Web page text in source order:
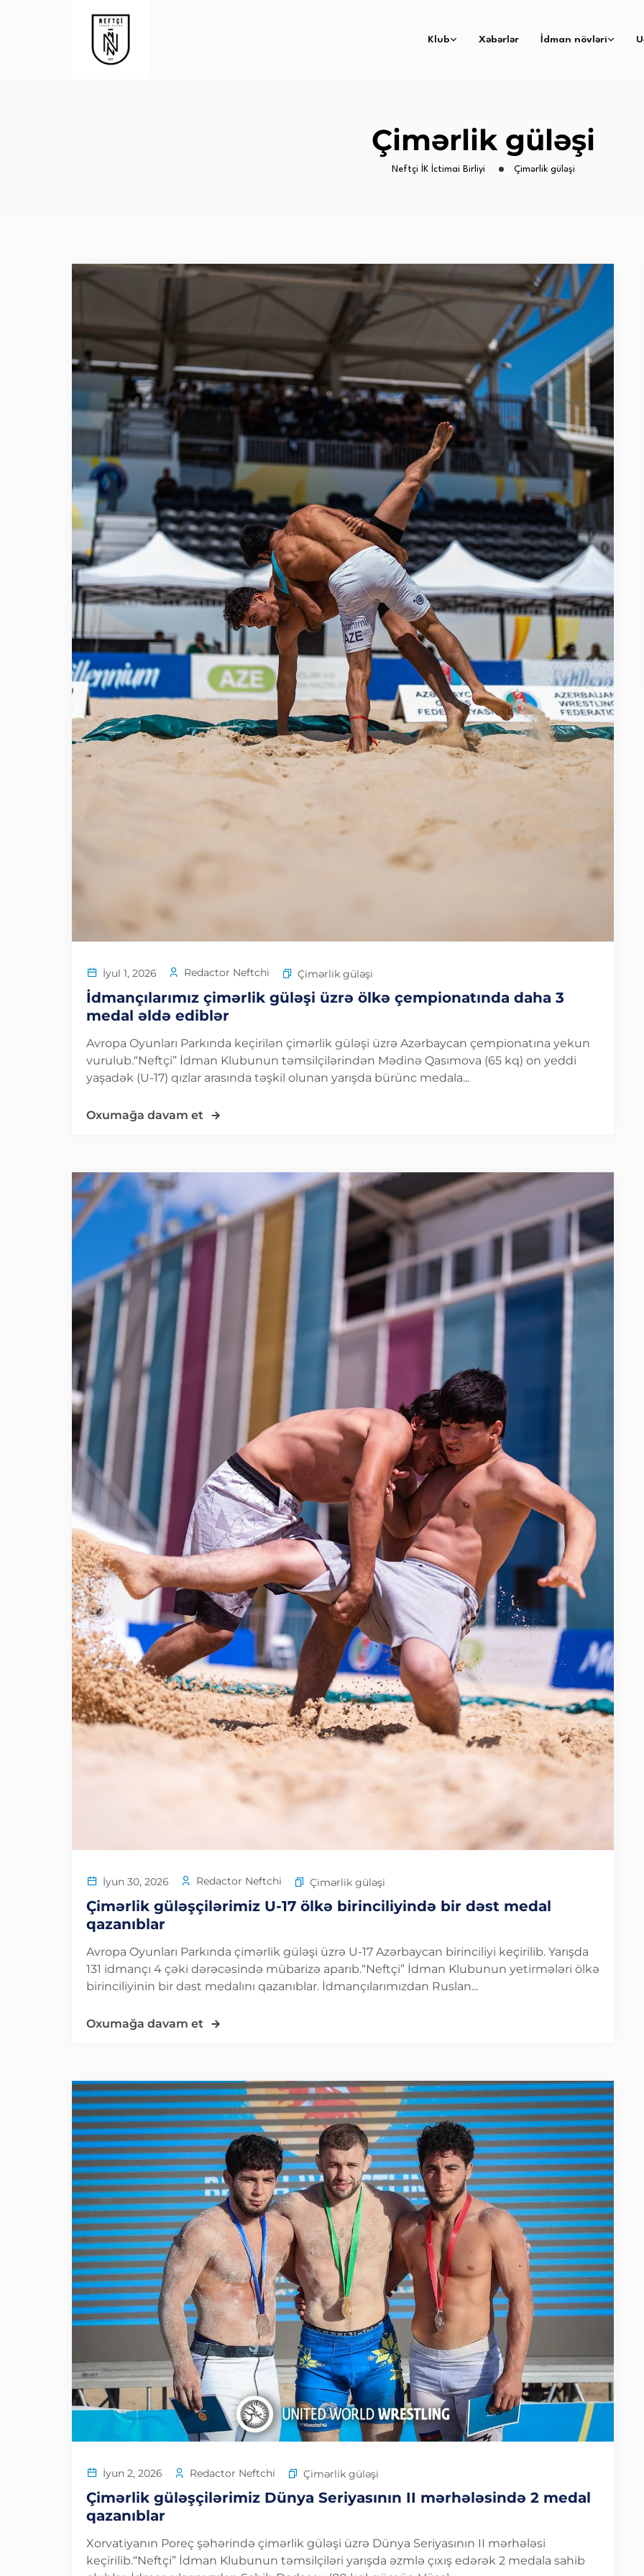
Klub Xəbərlər İdman növləri
Çimərlik güləşi
Neftçi İK İctimai Birliyi Çimərlik güləşi
İyul 1, 2026 Redactor Neftchi Çimərlik güləşi
İdmançılarımız çimərlik güləşi üzrə ölkə çempionatında daha 3
medal əldə ediblər
Avropa Oyunları Parkında keçirilən çimərlik güləşi üzrə Azərbaycan çempionatına yekun
vurulub.“Neftçi” İdman Klubunun təmsilçilərindən Mədinə Qasımova (65 kq) on yeddi
yaşadək (U-17) qızlar arasında təşkil olunan yarışda bürünc medala...
Oxumağa davam et
İyun 30, 2026 Redactor Neftchi Çimərlik güləşi
Çimərlik güləşçilərimiz U-17 ölkə birinciliyində bir dəst medal
qazanıblar
Avropa Oyunları Parkında çimərlik güləşi üzrə U-17 Azərbaycan birinciliyi keçirilib. Yarışda
131 idmançı 4 çəki dərəcəsində mübarizə aparıb.“Neftçi” İdman Klubunun yetirmələri ölkə
birinciliyinin bir dəst medalını qazanıblar. İdmançılarımızdan Ruslan...
Oxumağa davam et
İyun 2, 2026 Redactor Neftchi Çimərlik güləşi
Çimərlik güləşçilərimiz Dünya Seriyasının II mərhələsində 2 medal
qazanıblar
Xorvatiyanın Poreç şəhərində çimərlik güləşi üzrə Dünya Seriyasının II mərhələsi
keçirilib.“Neftçi” İdman Klubunun təmsilçiləri yarışda əzmlə çıxış edərək 2 medala sahib